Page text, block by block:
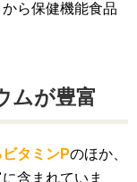
ら保健機能食品
ムが豊富
タミンPのほか、
含まれていま